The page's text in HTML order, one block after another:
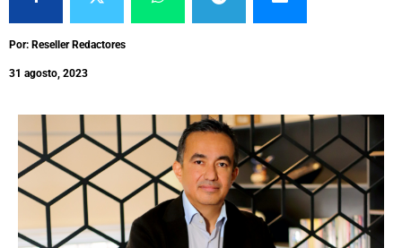
Por: Reseller Redactores
31 agosto, 2023